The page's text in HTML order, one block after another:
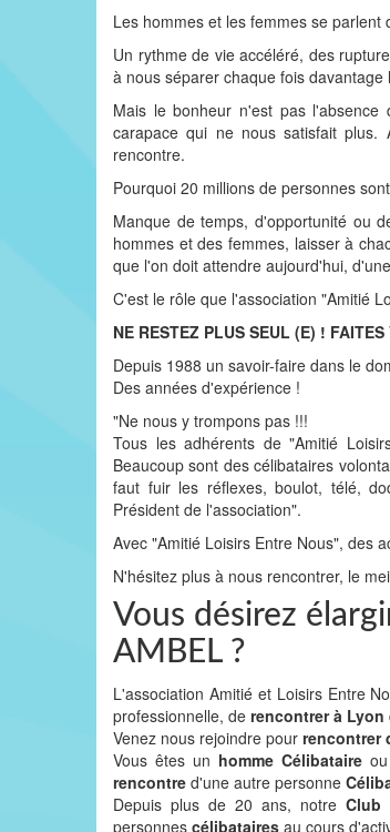
Les hommes et les femmes se
Un rythme de vie accéléré, des
à nous séparer chaque fois
Mais le bonheur n'est pas
carapace qui ne nous satisfait
rencontre.
Pourquoi 20 millions de personnes
Manque de temps, d'opportunité ou
hommes et des femmes, laisser à
que l'on doit attendre aujourd'hui,
C'est le rôle que l'association "Amitié
NE RESTEZ PLUS SEUL (E) !
Depuis 1988 un savoir-faire dans le
Des années d'expérience !
"Ne nous y trompons pas !!!
Tous les adhérents de "Amitié
Beaucoup sont des célibataires
faut fuir les réflexes, boulot, télé,
Président de l'association".
Avec "Amitié Loisirs Entre Nous", des
N'hésitez plus à nous rencontrer, le
Vous désirez
AMBEL ?
L'association Amitié et Loisirs Entre
professionnelle, de rencontrer à Lyon
Venez nous rejoindre pour rencontrer
Vous êtes un homme Célibataire
rencontre d'une autre personne
Depuis plus de 20 ans, notre Club
personnes célibataires au cours